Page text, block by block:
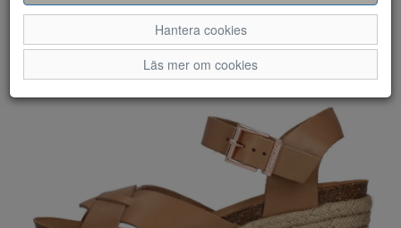
Hantera cookies
Läs mer om cookies